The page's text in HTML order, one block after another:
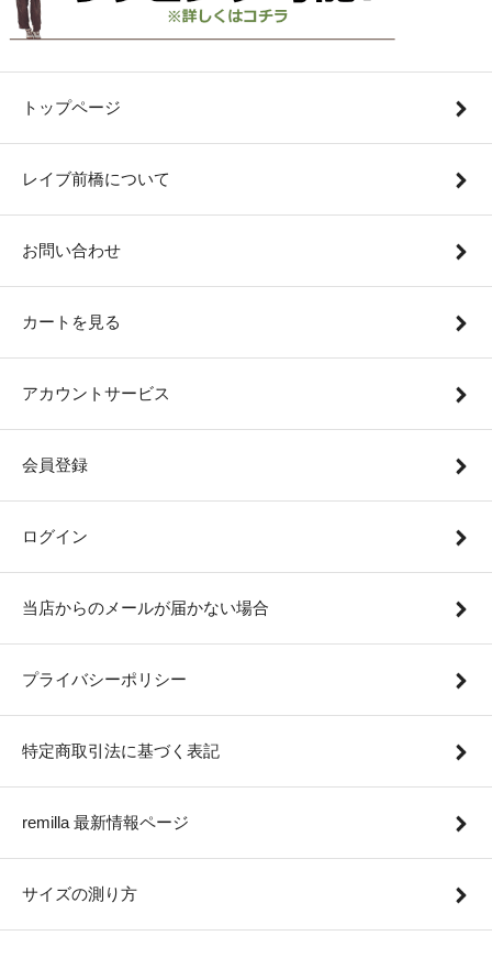
トップページ
レイブ前橋について
お問い合わせ
カートを見る
アカウントサービス
会員登録
ログイン
当店からのメールが届かない場合
プライバシーポリシー
特定商取引法に基づく表記
remilla 最新情報ページ
サイズの測り方